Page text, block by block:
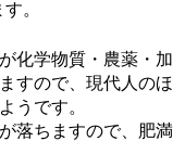
。
化学物質・農薬・加
すので、現代人のほ
うです。
落ちますので、肥満